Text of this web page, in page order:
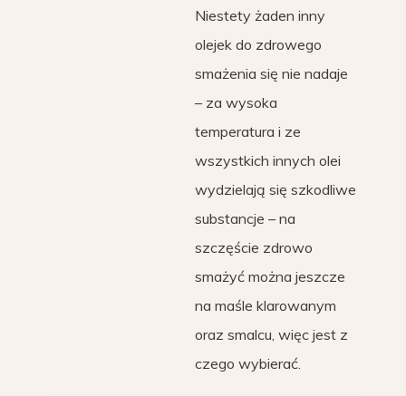
Niestety żaden inny
olejek do zdrowego
smażenia się nie nadaje
– za wysoka
temperatura i ze
wszystkich innych olei
wydzielają się szkodliwe
substancje – na
szczęście zdrowo
smażyć można jeszcze
na maśle klarowanym
oraz smalcu, więc jest z
czego wybierać.